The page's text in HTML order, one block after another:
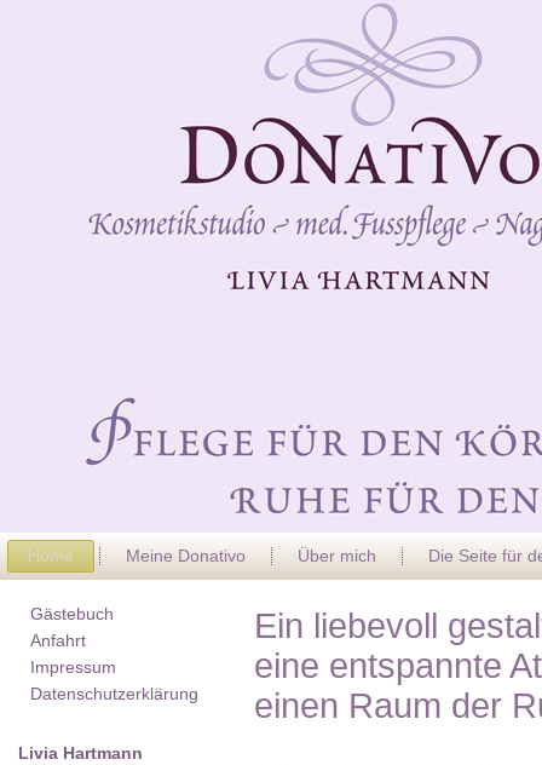
Home Meine Donativo Über mich Die Seite für
Gästebuch
Anfahrt
Impressum
Datenschutzerklärung
Livia Hartmann
Ein liebevoll
eine entspannte
einen Raum der